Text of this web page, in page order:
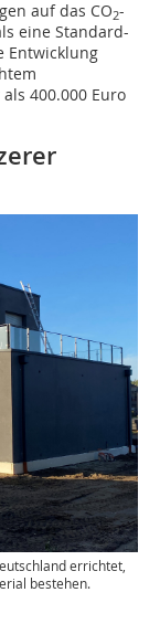
auf das CO2-
eine Standard-
Entwicklung
400.000 Euro
errichtet,
bestehen.